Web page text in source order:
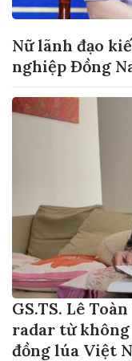
Nữ lãnh đạo
nghiệp Đồng
GS.TS. Lê
radar từ
đồng lúa Việt